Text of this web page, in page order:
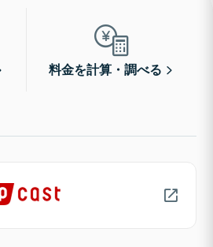
料金を計算・調べる